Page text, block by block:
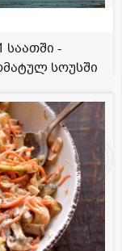
საათში -
სოუსში